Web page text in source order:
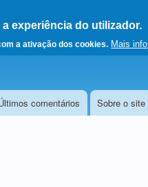
experiência do utilizador.
a ativação dos cookies. Mais info
página principal
comentários Sobre o site